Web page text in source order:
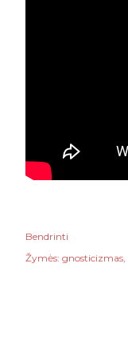
Bendrinti
Žymės: gnosticizmas